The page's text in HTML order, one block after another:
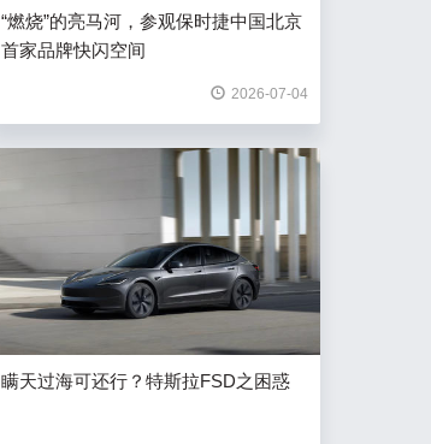
“燃烧”的亮马河，参观保时捷中国北京
首家品牌快闪空间
2026-07-04
瞒天过海可还行？特斯拉FSD之困惑